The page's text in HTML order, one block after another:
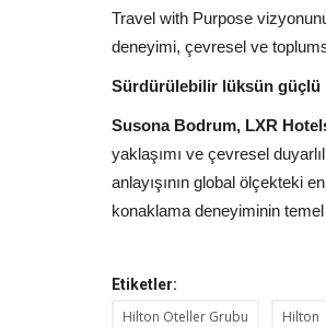
Travel with Purpose
deneyimi, çevresel ve
Sürdürülebilir lüksün güçlü
Susona Bodrum, LXR
yaklaşımı ve çevresel
anlayışının global ölçekteki
konaklama deneyiminin
Etiketler:
Hilton Oteller Grubu Hilton